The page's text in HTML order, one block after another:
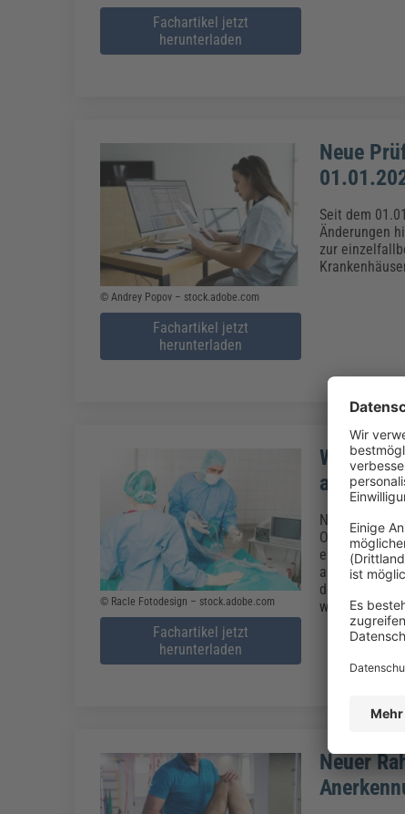
Fachartikel jetzt
herunterladen
© Andrey Popov – stock.adobe.com
Fachartikel jetzt
herunterladen
Neue
Seit dem
Änderungen
zur
© Racle Fotodesign – stock.adobe.com
Fachartikel jetzt
herunterladen
Was ist
Nach 15
Operationen
einen, welche
anderen
der
weiteren
Neuer